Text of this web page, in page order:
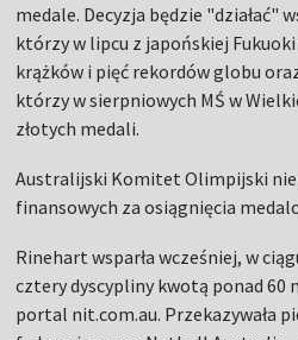
medale. Decyzja będzie "działać"
którzy w lipcu z japońskiej
krążków i pięć rekordów globu
którzy w sierpniowych MŚ w
złotych medali.
Australijski Komitet Olimpijski
finansowych za osiągnięcia
Rinehart wsparła wcześniej, w
cztery dyscypliny kwotą ponad 60
portal nit.com.au. Przekazywała